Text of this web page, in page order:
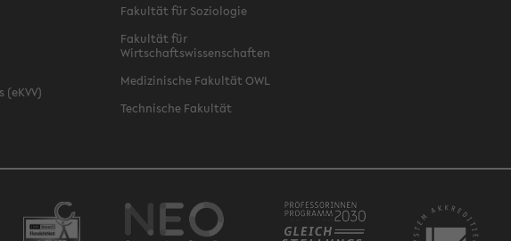
(eKVV)
Fakultät für Soziologie
Fakultät für
Wirtschaftswissenschaften
Medizinische Fakultät OWL
Technische Fakultät